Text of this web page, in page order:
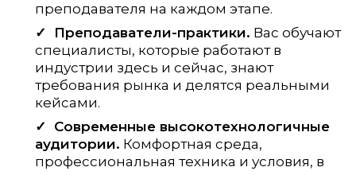
преподавателя на каждом этапе.
Преподаватели-практики. Вас обучают
специалисты, которые работают в
индустрии здесь и сейчас, знают
требования рынка и делятся реальными
кейсами.
Современные высокотехнологичные
аудитории. Комфортная среда,
профессиональная техника и условия, в